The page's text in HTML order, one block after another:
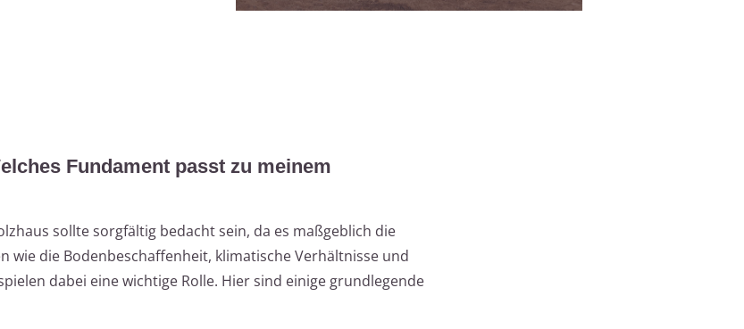
Fundament passt zu meinem
sollte sorgfältig bedacht sein, da es maßgeblich die
wie die Bodenbeschaffenheit, klimatische Verhältnisse und
dabei eine wichtige Rolle. Hier sind einige grundlegende